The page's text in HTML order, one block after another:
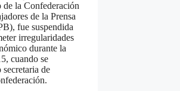
de la Confederación
de la Prensa
fue suspendida
irregularidades
durante la
cuando se
secretaria de